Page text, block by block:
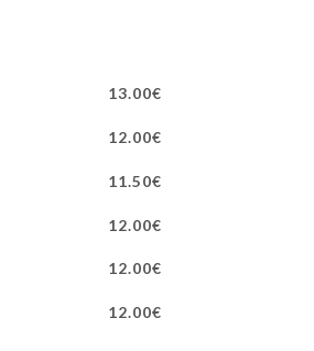
13.00€
12.00€
11.50€
12.00€
12.00€
12.00€